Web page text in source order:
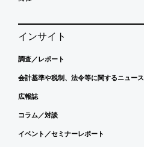
インサイト
調査／レポート
会計基準や税制、法令等に関するニュース
広報誌
コラム／対談
イベント／セミナーレポート